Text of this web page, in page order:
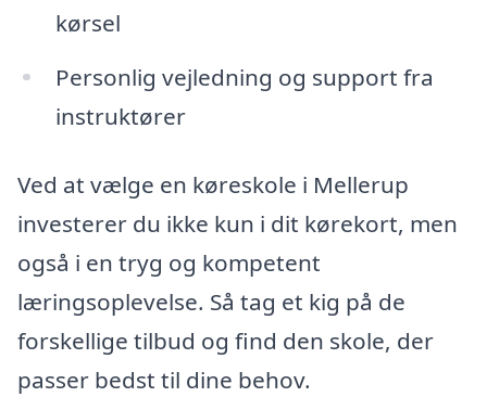
kørsel
Personlig vejledning og support fra
instruktører
Ved at vælge en køreskole i Mellerup
investerer du ikke kun i dit kørekort, men
også i en tryg og kompetent
læringsoplevelse. Så tag et kig på de
forskellige tilbud og find den skole, der
passer bedst til dine behov.